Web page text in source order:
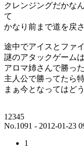
クレンジングだかな
て
かなり前まで道を戻
途中でアイスとファ
謎のアタックゲーム
アロマ姉さんで勝っ
主人公で勝ってたら
まぁ今となってはど
12345
No.1091 - 2012-01-23
1